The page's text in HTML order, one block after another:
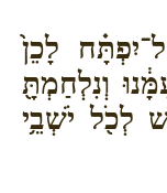
לָכֵן֙
וְנִלְחַמְתָּ֖
לְכֹ֖ל יֹשְׁבֵ֥י